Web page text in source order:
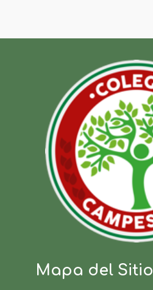
Mapa del Sitio